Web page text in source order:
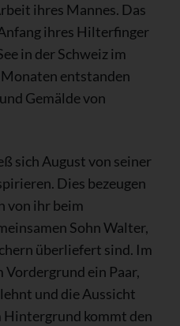
ihres Mannes. Das
ihres Hilterfinger
in der Schweiz im
entstanden
Gemälde von
sich August von seiner
Dies bezeugen
von ihr beim
Sohn Walter,
überliefert sind. Im
ein Paar,
und die Aussicht
Hintergrund kommt den